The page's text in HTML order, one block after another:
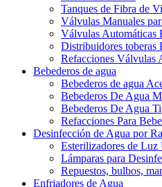
Tanques de Fibra de
Válvulas Manuales
Válvulas Automáticas
Distribuidores toberas
Refacciones Válvulas
Bebederos de agua
Bebederos de agua
Bebederos De Agua
Bebederos De Agua
Refacciones Para
Desinfección de Agua por
Esterilizadores de
Lámparas para
Repuestos, bulbos,
Enfriadores de Agua